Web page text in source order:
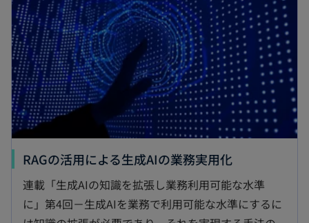
RAGの活用による生成AIの業務実用化
連載「生成AIの知識を拡張し業務利用可能な水準
に」第4回－生成AIを業務で利用可能な水準にするに